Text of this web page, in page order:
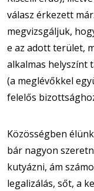
válasz érkezett
megvizsgáljuk,
e az adott terület,
alkalmas helyszínt
(a meglévőkkel
felelős
Közösségben
bár nagyon
kutyázni, ám
legalizálás, sőt, a